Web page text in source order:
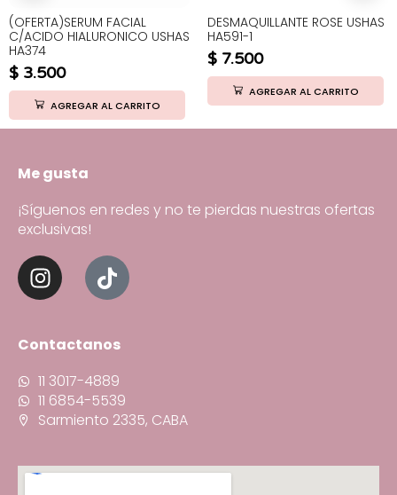
(OFERTA)SERUM FACIAL
C/ACIDO HIALURONICO USHAS
HA374
$ 3.500
AGREGAR AL CARRITO
DESMAQUILLANTE ROSE USHAS
HA591-1
$ 7.500
AGREGAR AL CARRITO
Me gusta
¡Síguenos en redes y no te pierdas nuestras ofertas
exclusivas!
Contactanos
11 3017-4889
11 6854-5539
Sarmiento 2335, CABA